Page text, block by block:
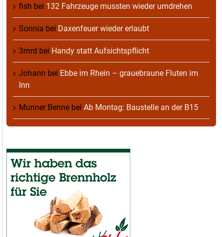
fish bei 132 Fahrzeuge mussten wieder umdrehen
Sonnia bei Daxenfeuer wieder erlaubt
3mrd bei Handy statt Aufsichtspflicht
Johann bei Ebbe im Rhein – grauebraune Fluten im
Inn
Munner Benne bei Ab Montag: Baustelle an der B15